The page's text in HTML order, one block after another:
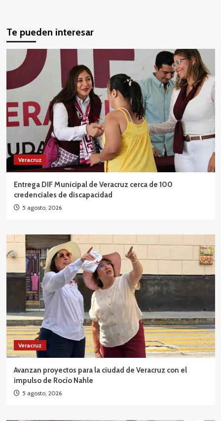
Te pueden interesar
Veracruz
Entrega DIF Municipal de Veracruz cerca de 100
credenciales de discapacidad
5 agosto, 2026
Veracruz
Avanzan proyectos para la ciudad de Veracruz con el
impulso de Rocío Nahle
5 agosto, 2026